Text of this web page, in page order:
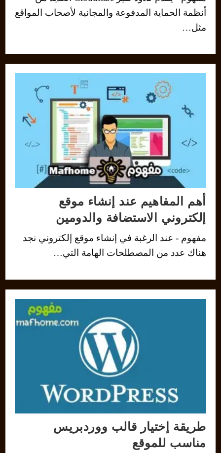
أنظمة الحماية المدفوعة والمجانية لأصحاب المواقع
مثل…
أهم المفاهيم عند إنشاء موقع
إلكتروني الاستضافة والدومين
مفهوم - عند الرغبة في إنشاء موقع إلكتروني نجد
هناك عدد من المصطلحات الهامة التي…
طريقة إختيار قالب ووردبريس
مناسب للموقع